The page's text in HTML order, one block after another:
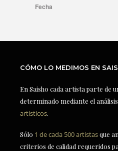
CÓMO LO MEDIMOS EN
En Saisho cada artista parte de
determinado mediante el análisis
artísticos.
Sólo 1 de cada 500 artistasque
criterios de calidad requeridos